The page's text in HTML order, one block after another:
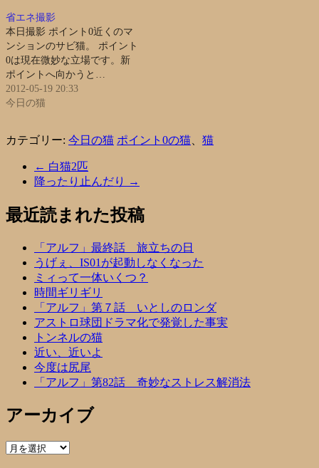
省エネ撮影
本日撮影 ポイント0近くのマ
ンションのサビ猫。 ポイント
0は現在微妙な立場です。新
ポイントへ向かうと…
2012-05-19 20:33
今日の猫
カテゴリー: 今日の猫 ポイント0の猫 猫
← 白猫2匹
降ったり止んだり
→
最近読まれた投稿
「アルフ」最終話 旅立ちの日
うげぇ、IS01が起動しなくなった
ミィって一体いくつ？
時間ギリギリ
「アルフ」第７話 いとしのロンダ
アストロ球団ドラマ化で発覚した事実
トンネルの猫
近い、近いよ
今度は尻尾
「アルフ」第82話 奇妙なストレス解消法
アーカイブ
ア